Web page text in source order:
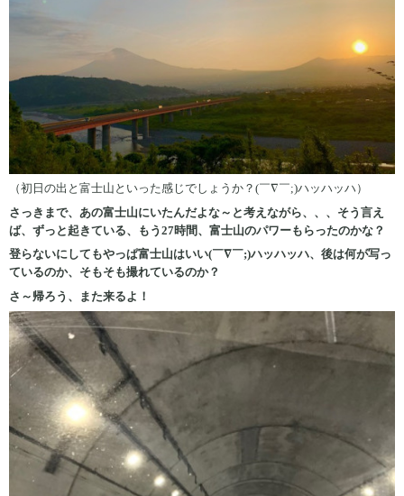
（初日の出と富士山といった感じでしょうか？(￣∇￣;)ハッハッハ）
さっきまで、あの富士山にいたんだよな～と考えながら、、、そう言え
ば、ずっと起きている、もう27時間、富士山のパワーもらったのかな？
登らないにしてもやっぱ富士山はいい(￣∇￣;)ハッハッハ、後は何が写っ
ているのか、そもそも撮れているのか？
さ～帰ろう、また来るよ！